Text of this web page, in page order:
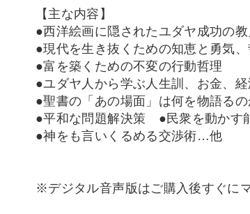
【主な内容】
●西洋絵画に隠されたユダヤ成功の
●現代を生き抜くための知恵と勇気
●富を築くための不変の行動哲理
●ユダヤ人から学ぶ人生訓、お金、
●聖書の「あの場面」は何を物語る
●平和な問題解決策 ●民衆を動かす
●神をも言いくるめる交渉術…他
※デジタル音声版はご購入後すぐに